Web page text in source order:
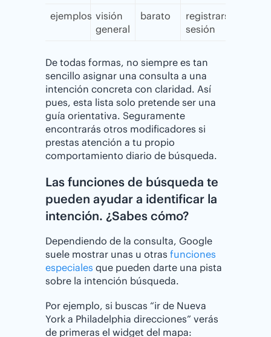
ejemplos visión
general
barato
registrarse/iniciar
sesión
De todas formas, no siempre es tan
sencillo asignar una consulta a una
intención concreta con claridad. Así
pues, esta lista solo pretende ser una
guía orientativa. Seguramente
encontrarás otros modificadores si
prestas atención a tu propio
comportamiento diario de búsqueda.
Las funciones de búsqueda te
pueden ayudar a identificar la
intención. ¿⁣Sabes cómo?
Dependiendo de la consulta, Google
suele mostrar unas u otras funciones
especiales que pueden darte una pista
sobre la intención búsqueda.
Por ejemplo, si buscas “ir de Nueva
York a Philadelphia direcciones” verás
de primeras el widget del mapa: